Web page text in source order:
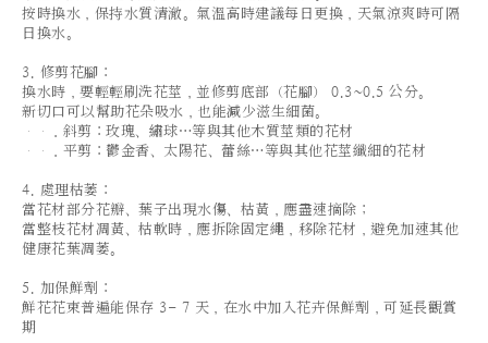
按時換水，保持水質清澈。氣溫高時建議每日更換，天氣涼爽時可隔
日換水。
3. 修剪花腳：
換水時，要輕輕刷洗花莖，並修剪底部（花腳） 0.3~0.5 公分。
新切口可以幫助花朵吸水，也能減少滋生細菌。
．斜剪：玫瑰、繡球…等與其他木質莖類的花材
．平剪：鬱金香、太陽花、蕾絲…等與其他花莖纖細的花材
4. 處理枯萎：
當花材部分花瓣、葉子出現水傷、枯黃，應盡速摘除；
當整枝花材凋黃、枯軟時，應拆除固定繩，移除花材，避免加速其他
健康花葉凋萎。
5. 加保鮮劑：
鮮花花束普遍能保存 3- 7 天，在水中加入花卉保鮮劑，可延長觀賞
期